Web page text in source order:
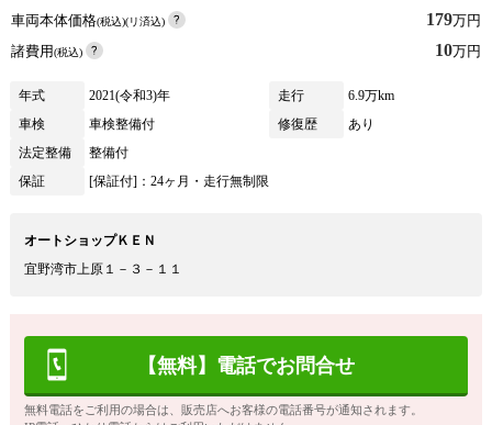
車両本体価格(税込)(リ済込) 179万円
諸費用(税込) 10万円
年式 2021(令和3)年 走行
6.9万km
車検
車検整備付 修復歴
あり
法定整備
整備付
保証
[保証付]：24ヶ月・走行無制限
オートショップＫＥＮ
宜野湾市上原１－３－１１
【無料】電話でお問合せ
無料電話をご利用の場合は、販売店へお客様の電話番号が通知されます。